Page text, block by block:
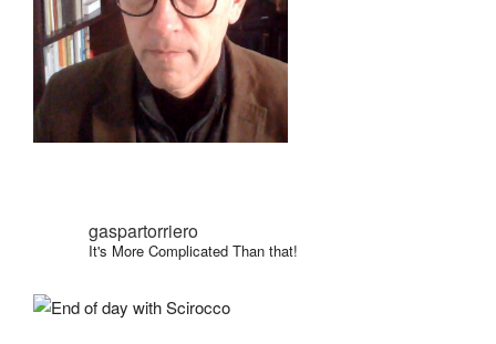
gaspartorriero
It's More Complicated Than that!